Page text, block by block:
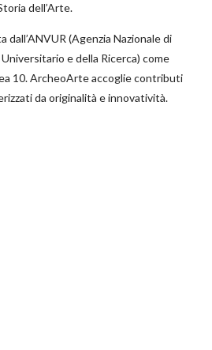
dell’Arte.
(Agenzia Nazionale di
e della Ricerca) come
10. ArcheoArte accoglie contributi
da originalità e innovatività.